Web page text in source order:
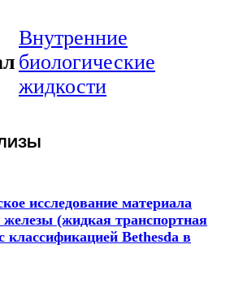
Внутренние
биологические
жидкости
исследование материала
(жидкая транспортная
классификацией Bethesda в